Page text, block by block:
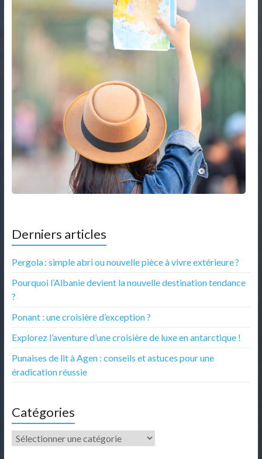
Derniers articles
Pergola : simple abri ou nouvelle pièce à vivre extérieure ?
Pourquoi l’Albanie devient la nouvelle destination tendance
?
Ponant : une croisière d’exception ?
Explorez l’aventure d’une croisière de luxe en antarctique !
Punaises de lit à Agen : conseils et astuces pour une
éradication réussie
Catégories
Catégories